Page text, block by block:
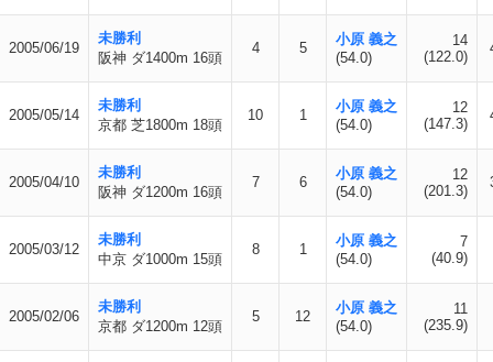
2005/06/19
未勝利
阪神 ダ1400m 16頭
4 5
小原 義之
(54.0)
14
(122.0)
2005/05/14
未勝利
京都 芝1800m 18頭
10 1
小原 義之
(54.0)
12
(147.3)
2005/04/10
未勝利
阪神 ダ1200m 16頭
7 6
小原 義之
(54.0)
12
(201.3)
2005/03/12
未勝利
中京 ダ1000m 15頭
8 1
小原 義之
(54.0)
7
(40.9)
2005/02/06
未勝利
京都 ダ1200m 12頭
5 12
小原 義之
(54.0)
11
(235.9)